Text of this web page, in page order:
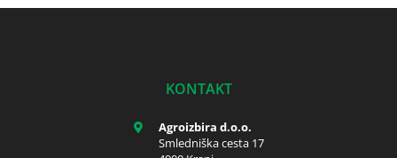
KONTAKT
Agroizbira d.o.o.
Smledniška cesta 17